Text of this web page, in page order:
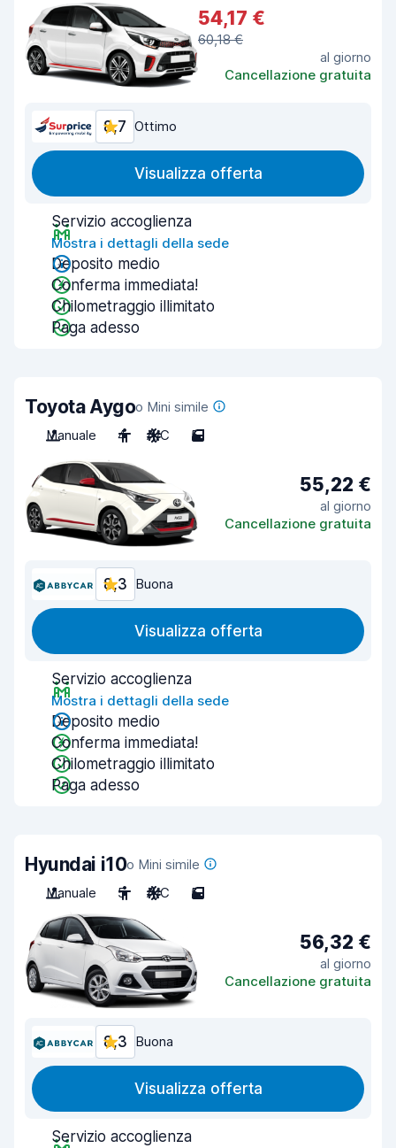
54,17 €
60,18 €
al giorno
Cancellazione gratuita
8,7 Ottimo
Visualizza offerta
Servizio accoglienza
Mostra i dettagli della sede
Deposito medio
Conferma immediata!
Chilometraggio illimitato
Paga adesso
Toyota Aygoo Mini simile
Manuale
4 A/C 5
55,22 €
al giorno
Cancellazione gratuita
8,3 Buona
Visualizza offerta
Servizio accoglienza
Mostra i dettagli della sede
Deposito medio
Conferma immediata!
Chilometraggio illimitato
Paga adesso
Hyundai i10o Mini simile
Manuale
5 A/C 5
56,32 €
al giorno
Cancellazione gratuita
8,3 Buona
Visualizza offerta
Servizio accoglienza